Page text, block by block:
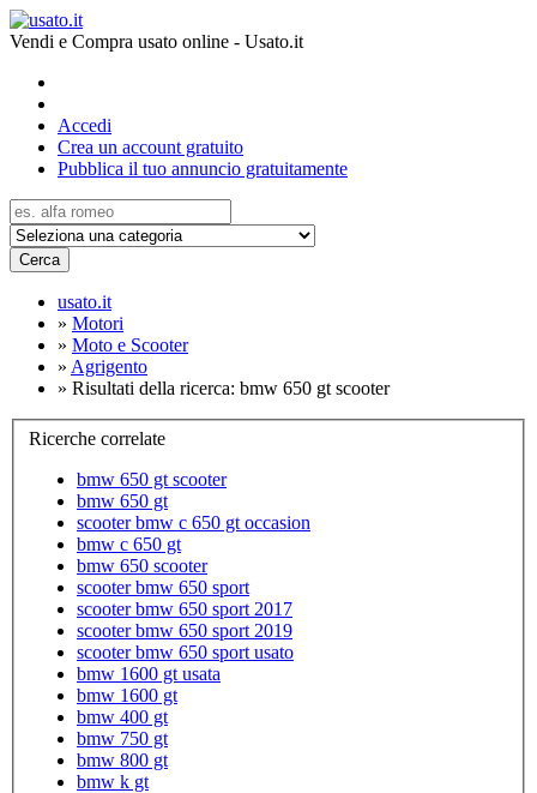
Vendi e Compra usato online - Usato.it
Accedi
Crea un account gratuito
Pubblica il tuo annuncio gratuitamente
Cerca
usato.it
» Motori
» Moto e Scooter
» Agrigento
» Risultati della ricerca: bmw 650 gt scooter
Ricerche correlate
bmw 650 gt scooter
bmw 650 gt
scooter bmw c 650 gt occasion
bmw c 650 gt
bmw 650 scooter
scooter bmw 650 sport
scooter bmw 650 sport 2017
scooter bmw 650 sport 2019
scooter bmw 650 sport usato
bmw 1600 gt usata
bmw 1600 gt
bmw 400 gt
bmw 750 gt
bmw 800 gt
bmw k gt